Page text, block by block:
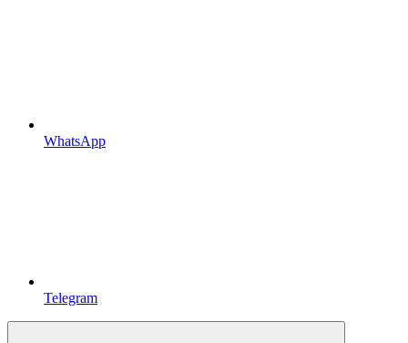
WhatsApp
Telegram